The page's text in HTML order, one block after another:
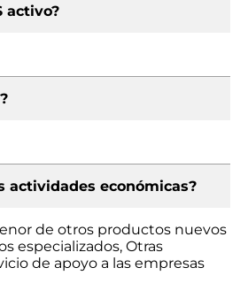
activo?
actividades económicas?
de otros productos nuevos
especializados, Otras
de apoyo a las empresas